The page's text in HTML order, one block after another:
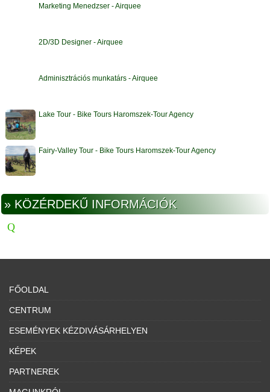
Marketing Menedzser - Airquee
2D/3D Designer - Airquee
Adminisztrációs munkatárs - Airquee
Lake Tour - Bike Tours Haromszek-Tour Agency
Fairy-Valley Tour - Bike Tours Haromszek-Tour Agency
» KÖZÉRDEKŰ INFORMÁCIÓK
FŐOLDAL
CENTRUM
ESEMÉNYEK KÉZDIVÁSÁRHELYEN
KÉPEK
PARTNEREK